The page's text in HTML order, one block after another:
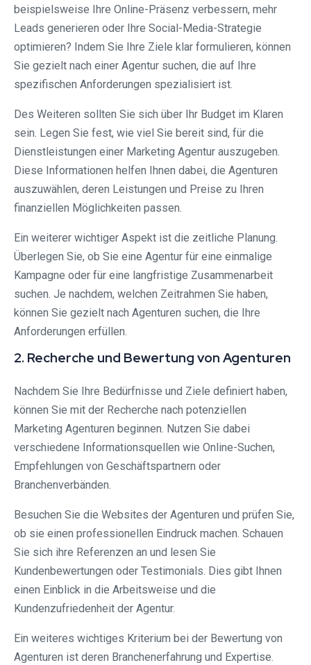
beispielsweise Ihre Online-Präsenz verbessern, mehr
Leads generieren oder Ihre Social-Media-Strategie
optimieren? Indem Sie Ihre Ziele klar formulieren, können
Sie gezielt nach einer Agentur suchen, die auf Ihre
spezifischen Anforderungen spezialisiert ist.
Des Weiteren sollten Sie sich über Ihr Budget im Klaren
sein. Legen Sie fest, wie viel Sie bereit sind, für die
Dienstleistungen einer Marketing Agentur auszugeben.
Diese Informationen helfen Ihnen dabei, die Agenturen
auszuwählen, deren Leistungen und Preise zu Ihren
finanziellen Möglichkeiten passen.
Ein weiterer wichtiger Aspekt ist die zeitliche Planung.
Überlegen Sie, ob Sie eine Agentur für eine einmalige
Kampagne oder für eine langfristige Zusammenarbeit
suchen. Je nachdem, welchen Zeitrahmen Sie haben,
können Sie gezielt nach Agenturen suchen, die Ihre
Anforderungen erfüllen.
2. Recherche und Bewertung von Agenturen
Nachdem Sie Ihre Bedürfnisse und Ziele definiert haben,
können Sie mit der Recherche nach potenziellen
Marketing Agenturen beginnen. Nutzen Sie dabei
verschiedene Informationsquellen wie Online-Suchen,
Empfehlungen von Geschäftspartnern oder
Branchenverbänden.
Besuchen Sie die Websites der Agenturen und prüfen Sie,
ob sie einen professionellen Eindruck machen. Schauen
Sie sich ihre Referenzen an und lesen Sie
Kundenbewertungen oder Testimonials. Dies gibt Ihnen
einen Einblick in die Arbeitsweise und die
Kundenzufriedenheit der Agentur.
Ein weiteres wichtiges Kriterium bei der Bewertung von
Agenturen ist deren Branchenerfahrung und Expertise.